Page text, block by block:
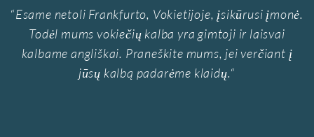
“Esame netoli Frankfurto, Vokietijoje, įsikūrusi įmonė.
Todėl mums vokiečių kalba yra gimtoji ir laisvai
kalbame angliškai. Praneškite mums, jei verčiant į
jūsų kalbą padarėme klaidų.“